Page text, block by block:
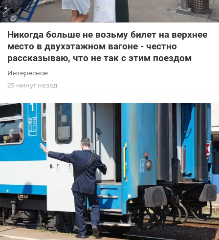
Никогда больше не возьму билет на верхнее
место в двухэтажном вагоне - честно
рассказываю, что не так с этим поездом
Интересное
29 минут назад